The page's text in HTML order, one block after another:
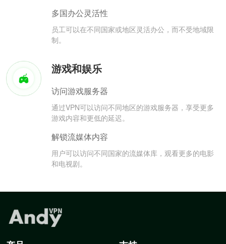
多国办公灵活性
员工可以在不同国家或地区灵活办公，而不受地域限
制。
游戏和娱乐
访问游戏服务器
通过VPN可以访问不同地区的游戏服务器，享受更多
游戏内容和更低的延迟。
解锁流媒体内容
用户可以访问不同国家的流媒体库，观看更多的电影
和电视剧。